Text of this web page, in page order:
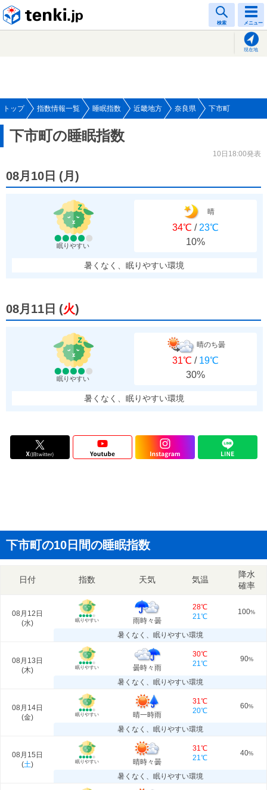
検索 メニュー
現在地
トップ 指数情報一覧 睡眠指数 近畿地方 奈良県 下市町
下市町の睡眠指数
10日18:00発表
08月10日 (月 )
眠りやすい
晴
34℃ / 23℃
10%
暑くなく、眠りやすい環境
08月11日 (火)
眠りやすい
晴のち曇
31℃ / 19℃
30%
暑くなく、眠りやすい環境
下市町の10日間の睡眠指数
日付 指数 天気 気温
降水
確率
08月12日
(水) 眠りやすい 雨時々曇
28℃
21℃
100%
暑くなく、眠りやすい環境
08月13日
(木) 眠りやすい 曇時々雨
30℃
21℃
90%
暑くなく、眠りやすい環境
08月14日
(金) 眠りやすい 晴一時雨
31℃
20℃
60%
暑くなく、眠りやすい環境
08月15日
(土) 眠りやすい 晴時々曇
31℃
21℃
40%
暑くなく、眠りやすい環境